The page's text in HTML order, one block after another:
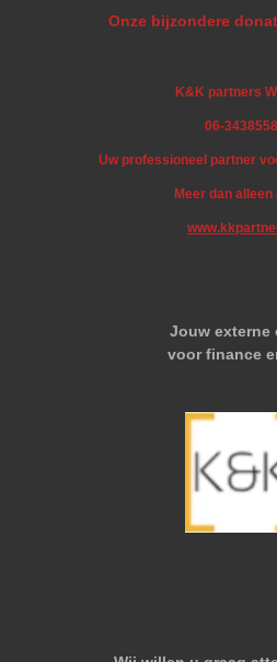
Onze bijzondere
K&K partners
06-
Uw professioneel partner
Meer dan alleen
Jouw externe
voor finance